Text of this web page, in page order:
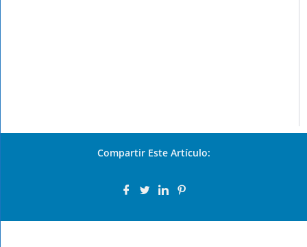
Compartir Este Artículo: